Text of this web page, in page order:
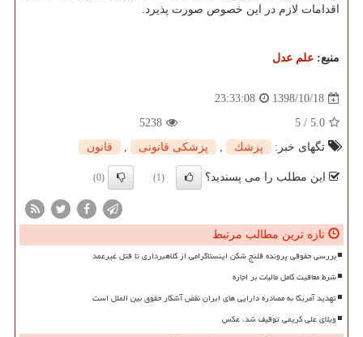
اقدامات لازم در این خصوص صورت پذیرد.
منبع: علم عدل
1398/10/18
23:33:08
5.0
/
5
5238
تگهای خبر:
پزشك , پزشكی قانونی , قانون
این مطلب را می پسندید؟ (1)
(0)
تازه ترین مطالب مرتبط
بررسی حقوقی پرونده قلنج شکن اینستاگرامی از کلاهبرداری تا قتل غیرعمد
شرط معافیت کامل مالیات بر اجاره
تهدید آمریکا به مصادره دارایی های ایران نقض آشکار حقوق بین الملل است
ویلای علی کریمی توقیف شد، عکس